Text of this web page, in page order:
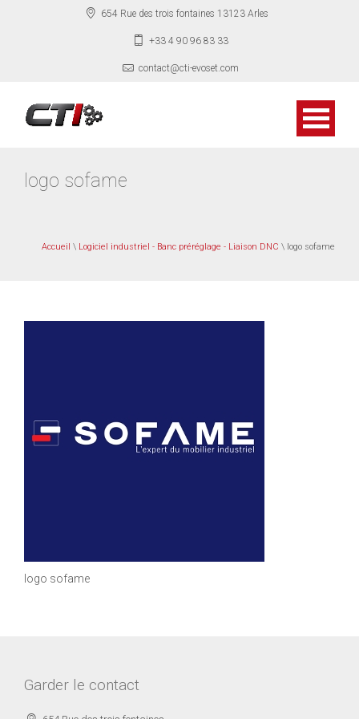
654 Rue des trois fontaines 13123 Arles
+33 4 90 96 83 33
contact@cti-evoset.com
logo sofame
Accueil \ Logiciel industriel - Banc préréglage - Liaison DNC \ logo sofame
logo sofame
Garder le contact